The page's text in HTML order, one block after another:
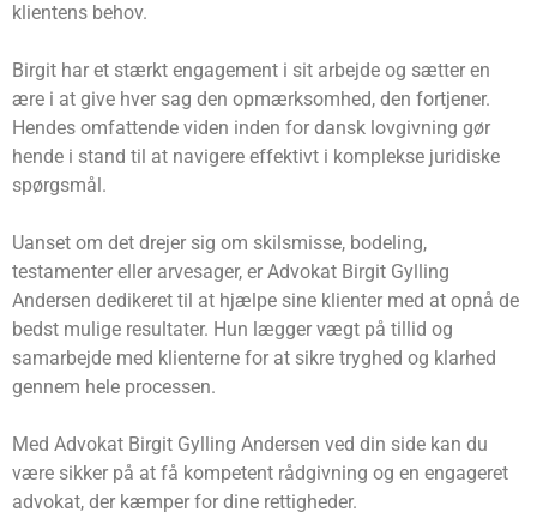
klientens behov.
Birgit har et stærkt engagement i sit arbejde og sætter en
ære i at give hver sag den opmærksomhed, den fortjener.
Hendes omfattende viden inden for dansk lovgivning gør
hende i stand til at navigere effektivt i komplekse juridiske
spørgsmål.
Uanset om det drejer sig om skilsmisse, bodeling,
testamenter eller arvesager, er Advokat Birgit Gylling
Andersen dedikeret til at hjælpe sine klienter med at opnå de
bedst mulige resultater. Hun lægger vægt på tillid og
samarbejde med klienterne for at sikre tryghed og klarhed
gennem hele processen.
Med Advokat Birgit Gylling Andersen ved din side kan du
være sikker på at få kompetent rådgivning og en engageret
advokat, der kæmper for dine rettigheder.